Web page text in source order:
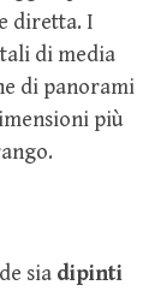
diretta. I
di media
di panorami
più
sia dipinti